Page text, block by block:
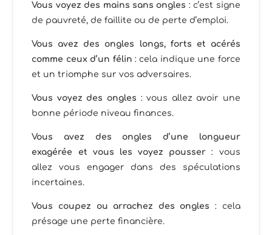
Vous voyez des mains sans ongles : c’est signe
de pauvreté, de faillite ou de perte d’emploi.
Vous avez des ongles longs, forts et acérés
comme ceux d’un félin : cela indique une force
et un triomphe sur vos adversaires.
Vous voyez des ongles : vous allez avoir une
bonne période niveau finances.
Vous avez des ongles d’une longueur
exagérée et vous les voyez pousser : vous
allez vous engager dans des spéculations
incertaines.
Vous coupez ou arrachez des ongles : cela
présage une perte financière.